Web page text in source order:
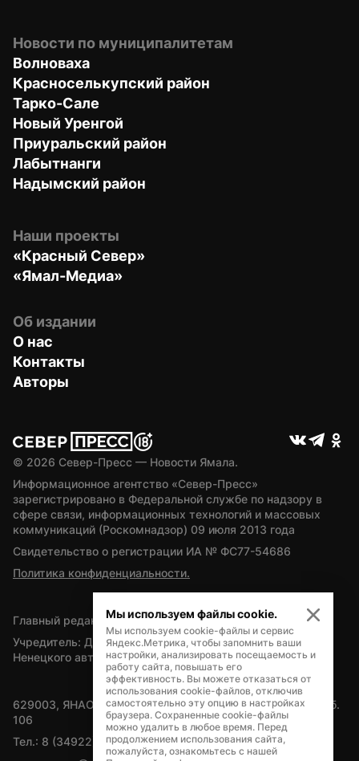
Новости по муниципалитетам
Волноваха
Красноселькупский район
Тарко-Сале
Новый Уренгой
Приуральский район
Лабытнанги
Надымский район
Наши проекты
«Красный Север»
«Ямал-Медиа»
Об издании
О нас
Контакты
Авторы
© 2026 Север-Пресс — Новости Ямала.
Информационное агентство «Север-Пресс»
зарегистрировано в Федеральной службе по надзору в
сфере связи, информационных технологий и массовых
коммуникаций (Роскомнадзор) 09 июля 2013 года
Свидетельство о регистрации ИА № ФС77-54686
Политика конфиденциальности.
Главный редактор — А.Л. Поздеев
Учредитель: Департамент внутренней политики Ямало-
Ненецкого автономного округа
629003, ЯНАО, Салехард, мкр. Богдана Кнунянца, д.1, каб.
106
Тел.: 8 (34922) 71262
Мы используем файлы cookie.
Мы используем cookie-файлы и сервис
Яндекс.Метрика, чтобы запомнить ваши
настройки, анализировать посещаемость и
работу сайта, повышать его
эффективность. Вы можете отказаться от
использования cookie-файлов, отключив
самостоятельно эту опцию в настройках
браузера. Сохраненные cookie-файлы
можно удалить в любое время. Перед
продолжением использования сайта,
пожалуйста, ознакомьтесь с нашей